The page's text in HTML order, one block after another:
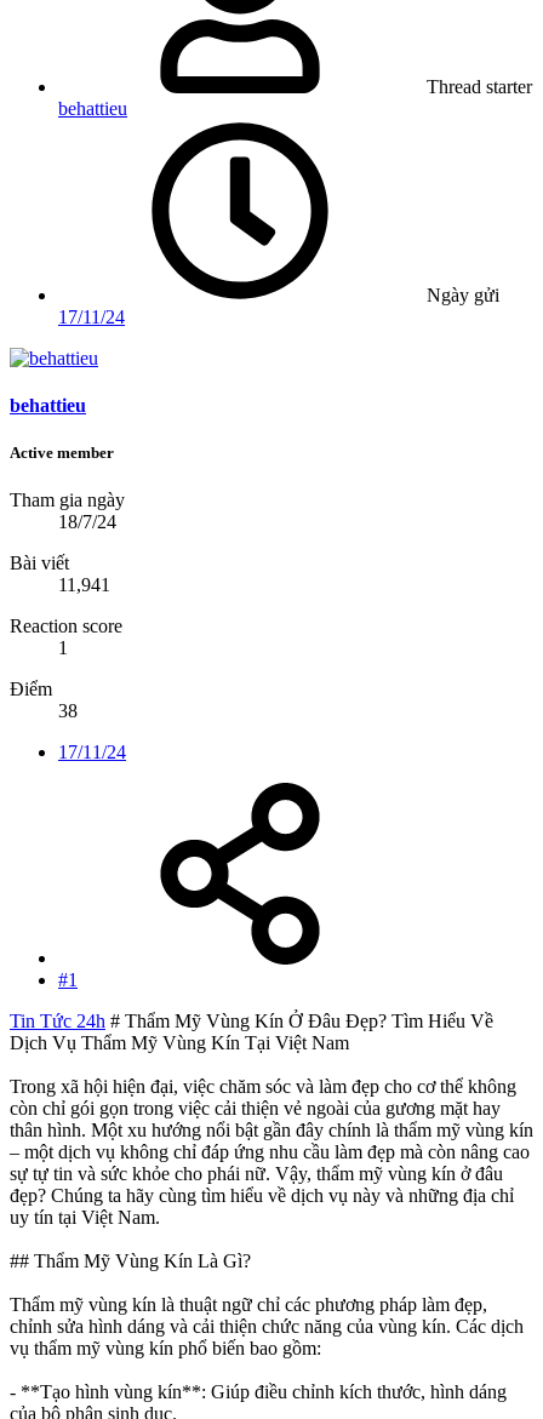
Thread starter
behattieu
Ngày gửi
17/11/24
behattieu
Active member
Tham gia ngày
18/7/24
Bài viết
11,941
Reaction score
1
Điểm
38
17/11/24
#1
Tin Tức 24h # Thẩm Mỹ Vùng Kín Ở Đâu Đẹp? Tìm Hiểu Về
Dịch Vụ Thẩm Mỹ Vùng Kín Tại Việt Nam
Trong xã hội hiện đại, việc chăm sóc và làm đẹp cho cơ thể không
còn chỉ gói gọn trong việc cải thiện vẻ ngoài của gương mặt hay
thân hình. Một xu hướng nổi bật gần đây chính là thẩm mỹ vùng kín
– một dịch vụ không chỉ đáp ứng nhu cầu làm đẹp mà còn nâng cao
sự tự tin và sức khỏe cho phái nữ. Vậy, thẩm mỹ vùng kín ở đâu
đẹp? Chúng ta hãy cùng tìm hiểu về dịch vụ này và những địa chỉ
uy tín tại Việt Nam.
## Thẩm Mỹ Vùng Kín Là Gì?
Thẩm mỹ vùng kín là thuật ngữ chỉ các phương pháp làm đẹp,
chỉnh sửa hình dáng và cải thiện chức năng của vùng kín. Các dịch
vụ thẩm mỹ vùng kín phổ biến bao gồm:
- **Tạo hình vùng kín**: Giúp điều chỉnh kích thước, hình dáng
của bộ phận sinh dục.